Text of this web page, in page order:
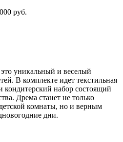
руб.
уникальный и веселый
В комплекте идет текстильная
кондитерский набор состоящий
Дрема станет не только
комнаты, но и верным
дни.